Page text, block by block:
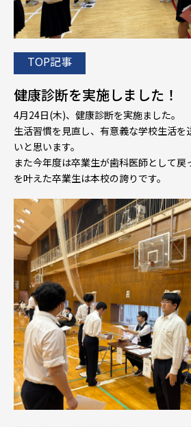
TOP記事
健康診断を実施しました！
4月24日(木)、健康診断を実施ました。
生活習慣を見直し、有意義な学校生活を
いと思います。
また今年度は卒業生が歯科医師として戻
を叶えた卒業生は本校の誇りです。